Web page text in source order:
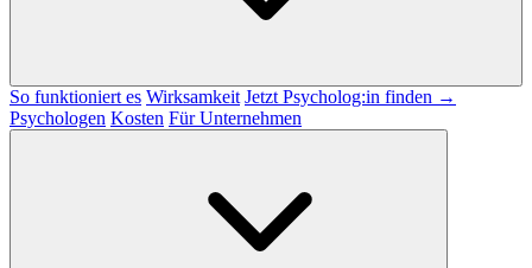
So funktioniert es Wirksamkeit Jetzt Psycholog:in finden →
Psychologen Kosten Für Unternehmen